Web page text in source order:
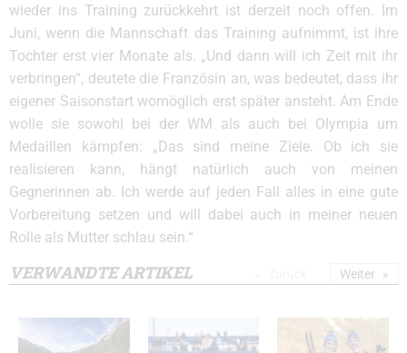
wieder ins Training zurückkehrt ist derzeit noch offen. Im
Juni, wenn die Mannschaft das Training aufnimmt, ist ihre
Tochter erst vier Monate als. „Und dann will ich Zeit mit ihr
verbringen“, deutete die Französin an, was bedeutet, dass ihr
eigener Saisonstart womöglich erst später ansteht. Am Ende
wolle sie sowohl bei der WM als auch bei Olympia um
Medaillen kämpfen: „Das sind meine Ziele. Ob ich sie
realisieren kann, hängt natürlich auch von meinen
Gegnerinnen ab. Ich werde auf jeden Fall alles in eine gute
Vorbereitung setzen und will dabei auch in meiner neuen
Rolle als Mutter schlau sein.“
VERWANDTE ARTIKEL Weiter